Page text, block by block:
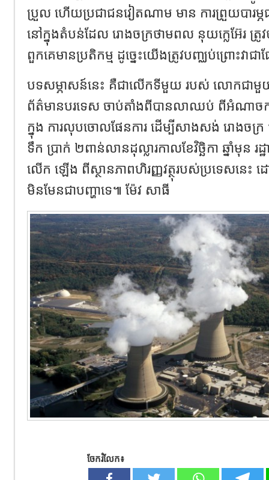
ប្រួល ហើយប្រជាជនវៀតណាម មាន ការព្រួយបារម្ភ
នៅក្នុងតំបន់ដែល រោងចក្រថាមពល នុយក្លេអ៊ែរ ត្រូ
ពួកគេមានប្រតិកម្ម ដូច្នេះយើងត្រូវបញ្ឈប់ព្រោះវាជ
បទសម្ភាសន៍នេះ គឺជាលើកទីមួយ របស់ លោកជាមួយ
ព័ត៌មានបរទេស ចាប់តាំងពីបានលាឈប់ ពីអំណាចក
ក្នុង ការលុបចោលផែនការ ដើម្បីសាងសង់ រោងចក្
ទឹក ប្រាក់ ២ពាន់លានដុល្លារកាលខែវិច្ឆិកា ឆ្នាំមុន
លើក ឡើង ពីស្ថានភាពហិរញ្ញវត្ថុរបស់ប្រទេសនេះ
មិនមែនជាបញ្ហាទេ៕ ម៉ែវ សាធី
ចែករំលែក៖